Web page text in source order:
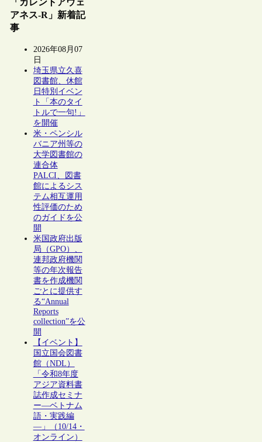
「カレントアウェ
アネス-R」新着記
事
2026年08月07
日
埼玉県立久喜
図書館、休館
日特別イベン
ト「本のタイ
トルで一句!」
を開催
米・ペンシル
バニア州等の
大学図書館の
連合体
PALCI、図書
館によるシス
テム相互運用
性評価のため
のガイドを公
開
米国政府出版
局（GPO）、
連邦政府機関
等の年次報告
書を作成機関
ごとに提供す
る“Annual
Reports
collection”を公
開
【イベント】
国立国会図書
館（NDL）
「令和8年度
アジア資料書
誌作成セミナ
ー―ベトナム
語・実践編
―」（10/14・
オンライン）